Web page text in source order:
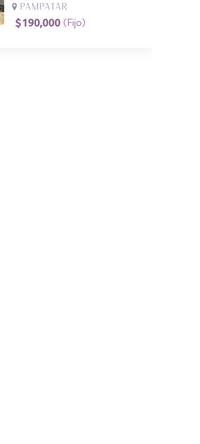
Pampatar
$190,000 (Fijo)